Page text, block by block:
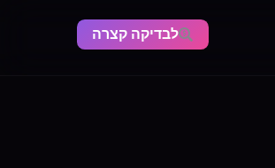
לבדיקה קצרה